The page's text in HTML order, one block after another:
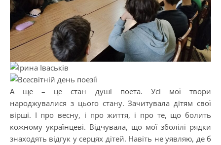
А ще – це стан душі поета. Усі мої твори
народжувалися з цього стану. Зачитувала дітям свої
вірші. І про весну, і про життя, і про те, що болить
кожному українцеві. Відчувала, що мої зболілі рядки
знаходять відгук у серцях дітей. Навіть не уявляю, де б